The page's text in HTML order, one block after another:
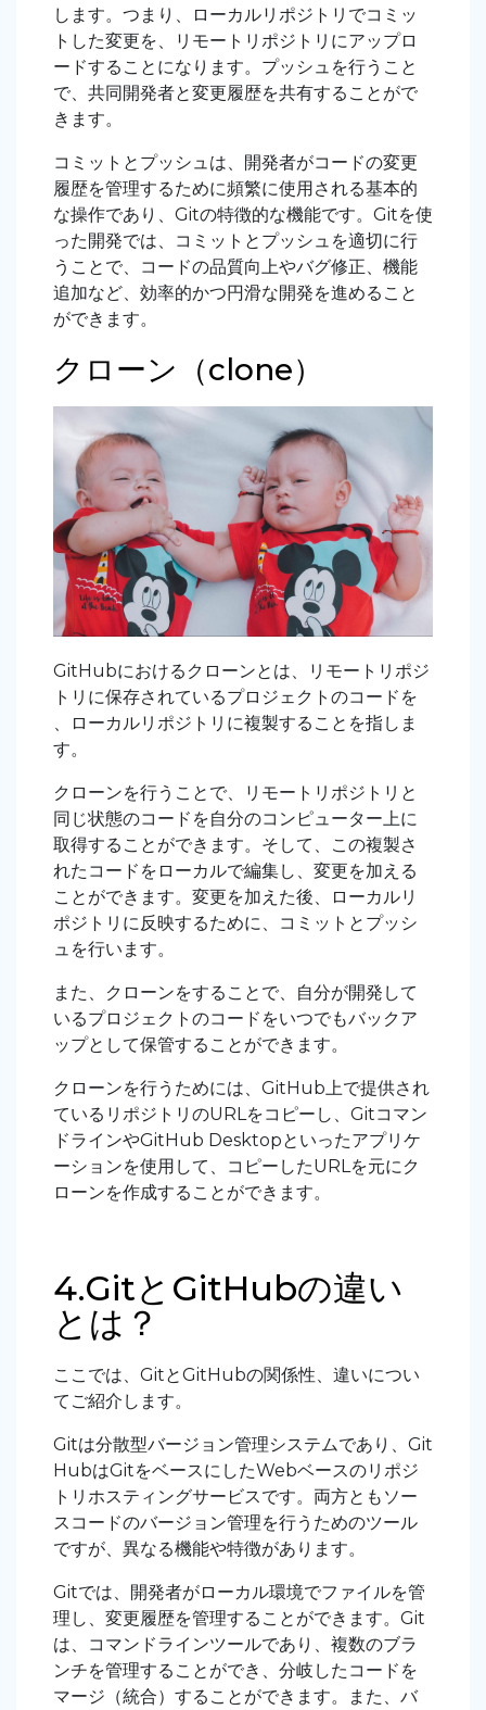
します。つまり、ローカルリポジトリでコミッ
トした変更を、リモートリポジトリにアップロ
ードすることになります。プッシュを行うこと
で、共同開発者と変更履歴を共有することがで
きます。
コミットとプッシュは、開発者がコードの変更
履歴を管理するために頻繁に使用される基本的
な操作であり、Gitの特徴的な機能です。Gitを使
った開発では、コミットとプッシュを適切に行
うことで、コードの品質向上やバグ修正、機能
追加など、効率的かつ円滑な開発を進めること
ができます。
クローン（clone）
GitHubにおけるクローンとは、リモートリポジ
トリに保存されているプロジェクトのコードを
、ローカルリポジトリに複製することを指しま
す。
クローンを行うことで、リモートリポジトリと
同じ状態のコードを自分のコンピューター上に
取得することができます。そして、この複製さ
れたコードをローカルで編集し、変更を加える
ことができます。変更を加えた後、ローカルリ
ポジトリに反映するために、コミットとプッシ
ュを行います。
また、クローンをすることで、自分が開発して
いるプロジェクトのコードをいつでもバックア
ップとして保管することができます。
クローンを行うためには、GitHub上で提供され
ているリポジトリのURLをコピーし、Gitコマン
ドラインやGitHub Desktopといったアプリケ
ーションを使用して、コピーしたURLを元にク
ローンを作成することができます。
4.GitとGitHubの違い
とは？
ここでは、GitとGitHubの関係性、違いについ
てご紹介します。
Gitは分散型バージョン管理システムであり、Git
HubはGitをベースにしたWebベースのリポジ
トリホスティングサービスです。両方ともソー
スコードのバージョン管理を行うためのツール
ですが、異なる機能や特徴があります。
Gitでは、開発者がローカル環境でファイルを管
理し、変更履歴を管理することができます。Git
は、コマンドラインツールであり、複数のブラ
ンチを管理することができ、分岐したコードを
マージ（統合）することができます。また、バ